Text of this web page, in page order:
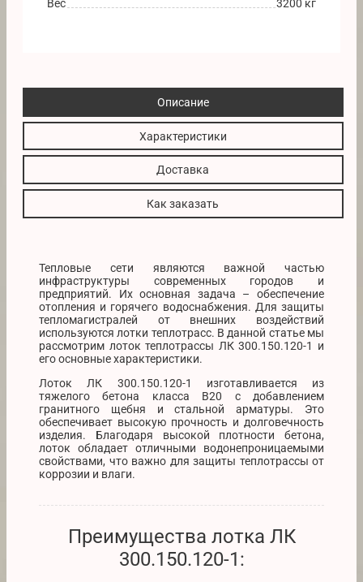
Вес
3200 кг
Описание
Характеристики
Доставка
Как заказать
Тепловые сети являются важной частью
инфраструктуры современных городов и
предприятий. Их основная задача – обеспечение
отопления и горячего водоснабжения. Для защиты
тепломагистралей от внешних воздействий
используются лотки теплотрасс. В данной статье мы
рассмотрим лоток теплотрассы ЛК 300.150.120-1 и
его основные характеристики.
Лоток ЛК 300.150.120-1 изготавливается из
тяжелого бетона класса В20 с добавлением
гранитного щебня и стальной арматуры. Это
обеспечивает высокую прочность и долговечность
изделия. Благодаря высокой плотности бетона,
лоток обладает отличными водонепроницаемыми
свойствами, что важно для защиты теплотрассы от
коррозии и влаги.
Преимущества лотка ЛК
300.150.120-1: